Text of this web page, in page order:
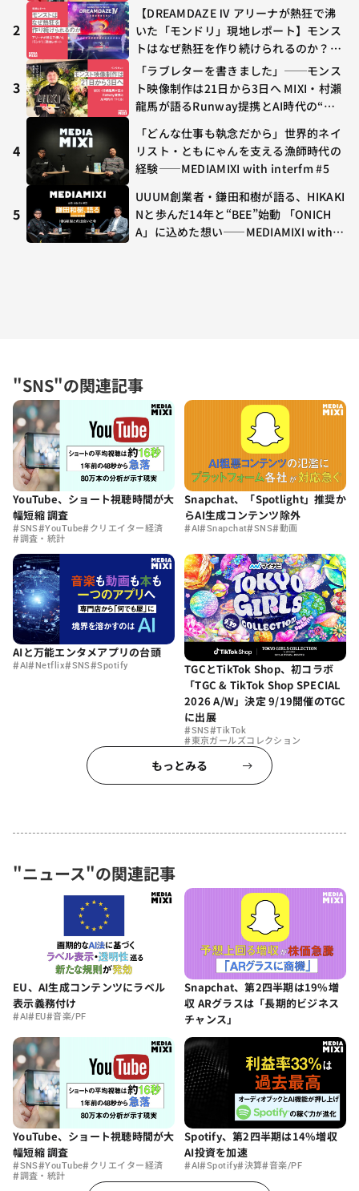
"SNS"の関連記事
YouTube、ショート視聴時間が大
幅短縮 調査
#SNS#YouTube#クリエイター経済
#調査・統計
Snapchat、「Spotlight」推奨か
らAI生成コンテンツ除外
#AI#Snapchat#SNS#動画
AIと万能エンタメアプリの台頭
#AI# Netflix#SNS#Spotify
TGCとTikTok Shop、初コラボ
「TGC & TikTok Shop SPECIAL
2026 A/W」決定 9/19開催のTGC
に出展
#SNS#TikTok
#東京ガールズコレクション
もっとみる
"ニュース"の関連記事
EU、AI生成コンテンツにラベル
表示義務付け
#AI# EU#音楽/PF
Snapchat、第2四半期は19%増
収 ARグラスは「長期的ビジネス
チャンス」
YouTube、ショート視聴時間が大
幅短縮 調査
#SNS#YouTube#クリエイター経済
#調査・統計
Spotify、第2四半期は14%増収
AI投資を加速
#AI#Spotify#決算#音楽/PF
2
【DREAMDAZE Ⅳ アリーナが熱狂で沸
いた「モンドリ」現地レポート】モンス
トはなぜ熱狂を作り続けられるのか？コ
ラボ初の“真獣神化”やDJ KOO、てつ
や、兎田ぺこら、壱百満天原サロメらも
集結
3
「ラブレターを書きました」──モンス
ト映像制作は21日から3日へ MIXI・村瀨
龍馬が語るRunway提携とAI時代の“つ
4
「どんな仕事も執念だから」世界的ネイ
リスト・ともにゃんを支える漁師時代の
経験——MEDIAMIXI with interfm #5
5
UUUM創業者・鎌田和樹が語る、HIKAKI
Nと歩んだ14年と“BEE”始動 「ONICH
A」に込めた想い——MEDIAMIXI with in